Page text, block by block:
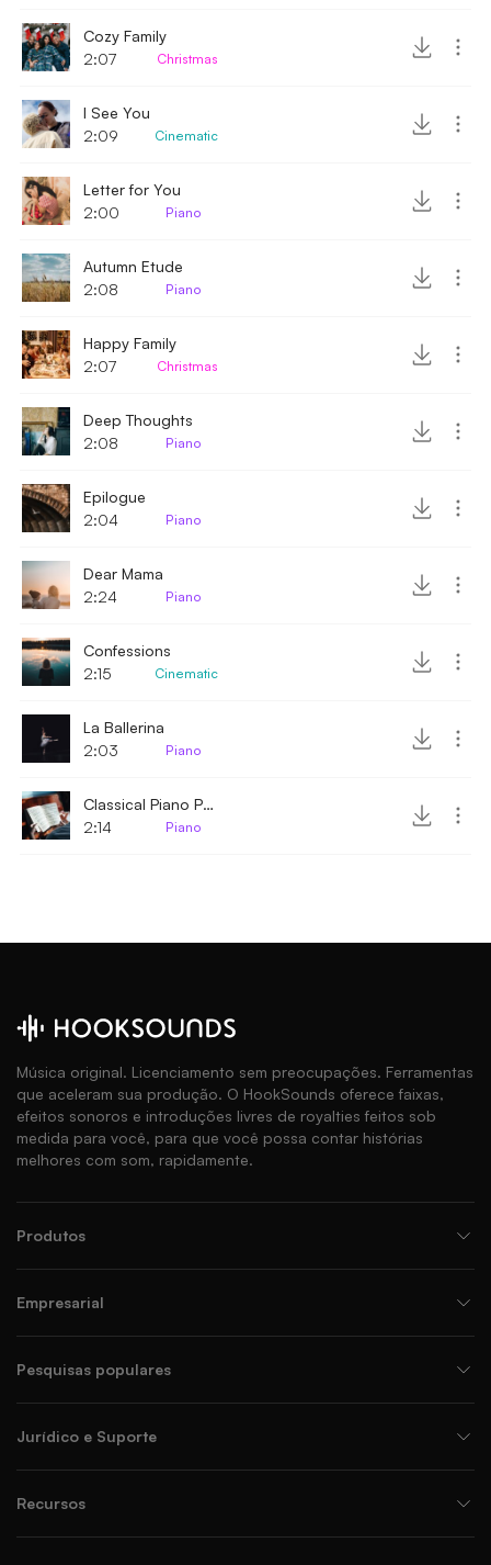
Cozy Family
2:07
Christmas
I See You
2:09
Cinematic
Letter for You
2:00
Piano
Autumn Etude
2:08
Piano
Happy Family
2:07
Christmas
Deep Thoughts
2:08
Piano
Epilogue
2:04
Piano
Dear Mama
2:24
Piano
Confessions
2:15
Cinematic
La Ballerina
2:03
Piano
Classical Piano Piece
2:14
Piano
Música original. Licenciamento sem preocupações. Ferramentas
que aceleram sua produção. O HookSounds oferece faixas,
efeitos sonoros e introduções livres de royalties feitos sob
medida para você, para que você possa contar histórias
melhores com som, rapidamente.
Produtos
Empresarial
Pesquisas populares
Jurídico e Suporte
Recursos